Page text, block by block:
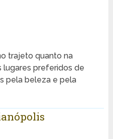
trajeto quanto na
lugares preferidos de
pela beleza e pela